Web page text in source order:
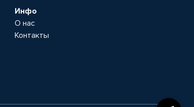
Инфо
О нас
Контакты